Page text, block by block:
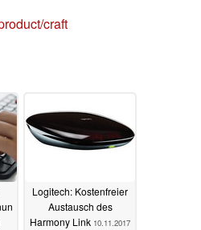
craft
Logitech: Kostenfreier
Austausch des
Harmony Link 10.11.2017